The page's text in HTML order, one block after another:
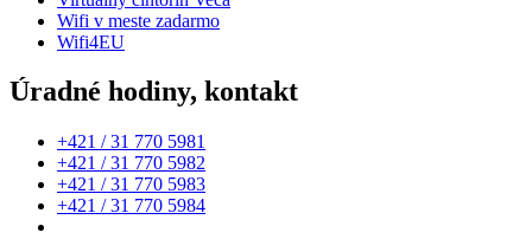
Wifi v meste zadarmo
Wifi4EU
Úradné hodiny, kontakt
+421 / 31 770 5981
+421 / 31 770 5982
+421 / 31 770 5983
+421 / 31 770 5984